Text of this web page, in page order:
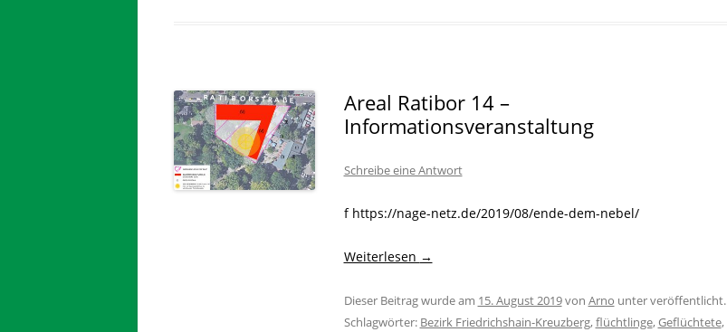
Areal Ratibor 14 –
Informationsveranstaltung
Schreibe eine Antwort
f https://nage-netz.de/2019/08/ende-dem-nebel/
Weiterlesen →
Dieser Beitrag wurde am 15. August 2019von Arno unter veröffentlicht.
Schlagwörter: Bezirk Friedrichshain-Kreuzberg,flüchtlinge,Geflüchtete,